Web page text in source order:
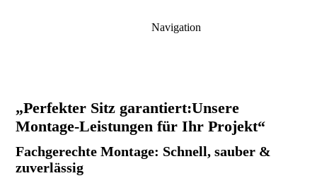
Navigation
„Perfekter Sitz garantiert:Unsere
Montage-Leistungen für Ihr Projekt“
Fachgerechte Montage: Schnell, sauber &
zuverlässig